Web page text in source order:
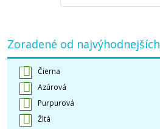
Zoradené od najvýhodnejších
Čierna
Azúrová
Purpurová
Žltá